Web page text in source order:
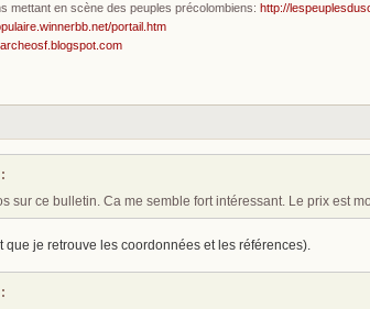
mettant en scène des peuples précolombiens: http://
portail.htm
archeosf.blogspot.com
sur ce bulletin. Ca me semble fort intéressant. Le prix est
que je retrouve les coordonnées et les références).